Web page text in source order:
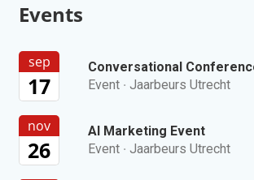
Events
sep
17
Conversational
Event · Jaarbeurs Utrecht
nov
26
AI Marketing Event
Event · Jaarbeurs Utrecht